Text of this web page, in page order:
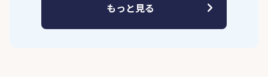
もっと見る